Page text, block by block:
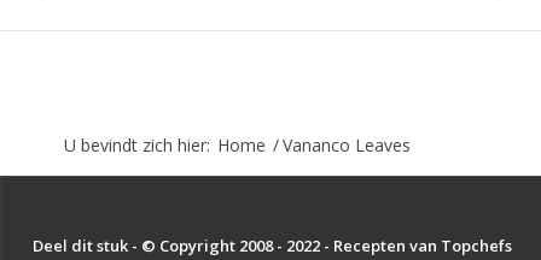
U bevindt zich hier: Home /Vananco Leaves
Deel dit stuk - © Copyright 2008 - 2022 - Recepten van Topchefs